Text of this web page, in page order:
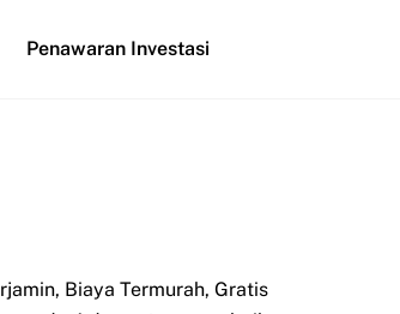
Penawaran Investasi
Biaya Termurah, Gratis